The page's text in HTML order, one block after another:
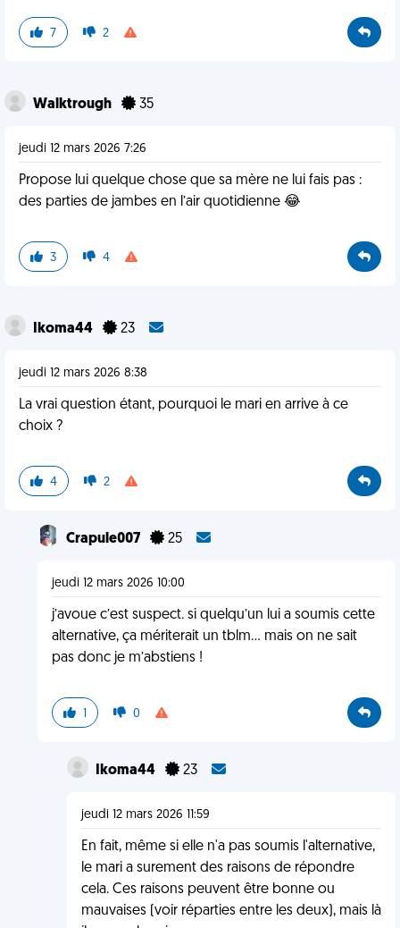
7 2
Walktrough 35
jeudi 12 mars 2026 7:26
Propose lui quelque chose que sa mère ne lui fais pas :
des parties de jambes en l’air quotidienne 😂
3 4
Ikoma44 23
jeudi 12 mars 2026 8:38
La vrai question étant, pourquoi le mari en arrive à ce
choix ?
4 2
Crapule007 25
jeudi 12 mars 2026 10:00
j’avoue c’est suspect. si quelqu’un lui a soumis cette
alternative, ça mériterait un tblm… mais on ne sait
pas donc je m’abstiens !
1 0
Ikoma44 23
jeudi 12 mars 2026 11:59
En fait, même si elle n'a pas soumis l'alternative,
le mari a surement des raisons de répondre
cela. Ces raisons peuvent être bonne ou
mauvaises (voir réparties entre les deux), mais là